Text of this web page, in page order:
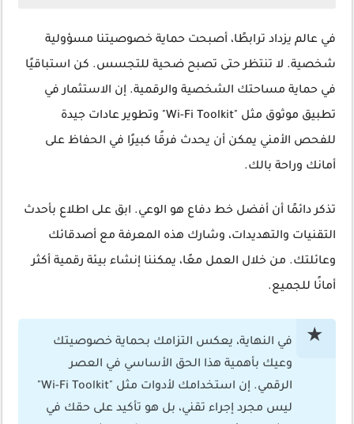
في عالم يزداد ترابطًا، أصبحت حماية خصوصيتنا مسؤولية
شخصية. لا تنتظر حتى تصبح ضحية للتجسس. كن استباقيًا
في حماية مساحتك الشخصية والرقمية. إن الاستثمار في
تطبيق موثوق مثل "Wi-Fi Toolkit" وتطوير عادات جيدة
للفحص الأمني يمكن أن يحدث فرقًا كبيرًا في الحفاظ على
أمانك وراحة بالك.
تذكر دائمًا أن أفضل خط دفاع هو الوعي. ابق على اطلاع بأحدث
التقنيات والتهديدات، وشارك هذه المعرفة مع أصدقائك
وعائلتك. من خلال العمل معًا، يمكننا إنشاء بيئة رقمية أكثر
أمانًا للجميع.
في النهاية، يعكس التزامك بحماية خصوصيتك
وعيك بأهمية هذا الحق الأساسي في العصر
الرقمي. إن استخدامك لأدوات مثل "Wi-Fi Toolkit"
ليس مجرد إجراء تقني، بل هو تأكيد على حقك في